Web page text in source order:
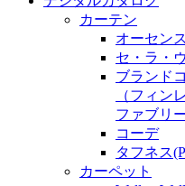
カーテン
オーセンス
セ・ラ・
ブランド
（フィン
ファブリ
コーデ
タフネス
カーペット